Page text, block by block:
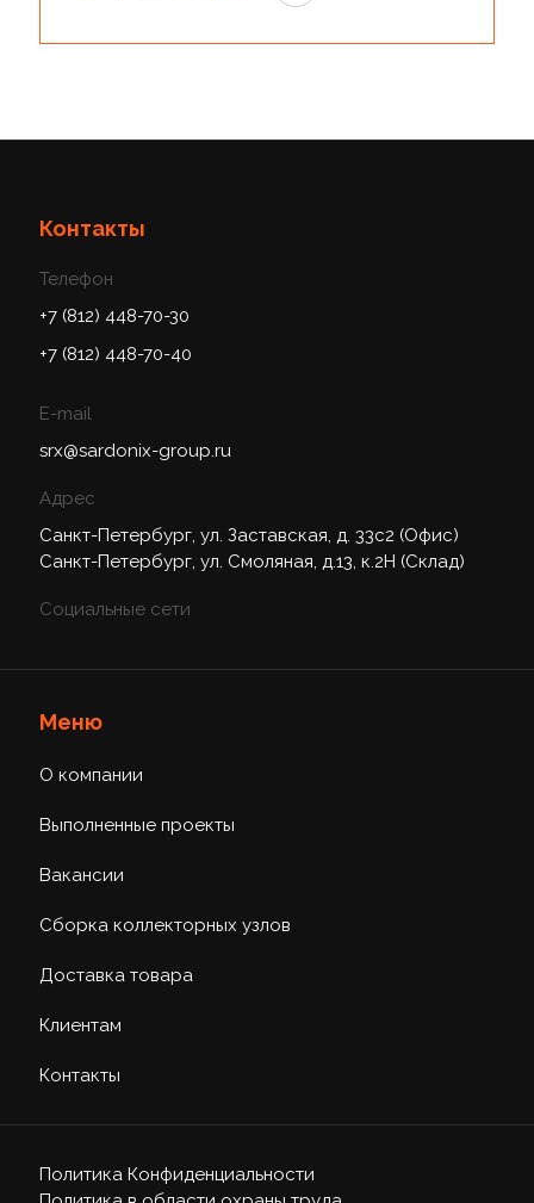
Контакты
Телефон
+7 (812) 448-70-30
+7 (812) 448-70-40
E-mail
srx@sardonix-group.ru
Адрес
Санкт-Петербург, ул. Заставская, д. 33с2 (Офис)
Санкт-Петербург, ул. Смоляная, д.13, к.2Н (Склад)
Социальные сети
Меню
О компании
Выполненные проекты
Вакансии
Сборка коллекторных узлов
Доставка товара
Клиентам
Контакты
Политика Конфиденциальности